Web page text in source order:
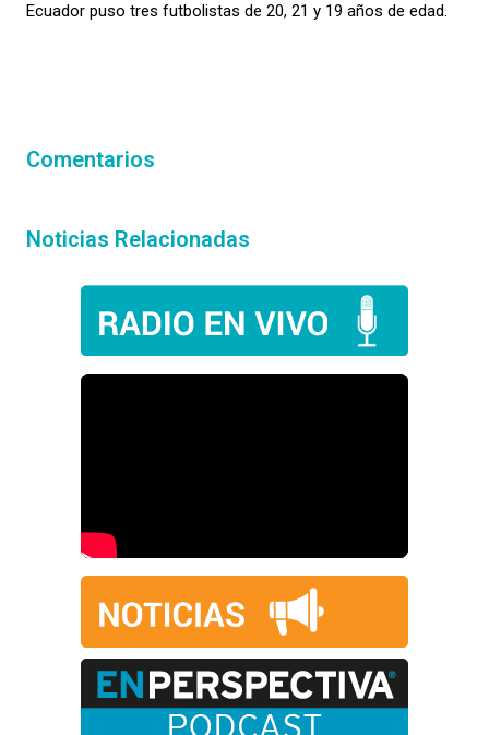
Ecuador puso tres futbolistas de 20, 21 y 19 años de edad.
Comentarios
Noticias Relacionadas